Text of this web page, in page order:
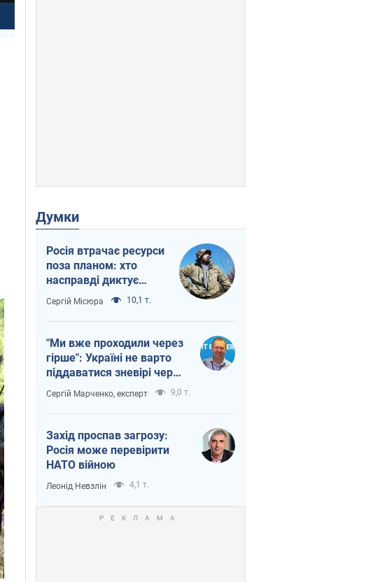
Думки
Росія втрачає ресурси
поза планом: хто
насправді диктує
темп війни
Сергій Місюра 10,1 т.
"Ми вже проходили через
гірше": Україні не варто
піддаватися зневірі через
ракетний терор
Сергій Марченко, експерт 9,0 т.
Захід проспав загрозу:
Росія може перевірити
НАТО війною
Леонід Невзлін 4,1 т.